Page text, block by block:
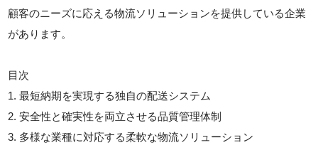
顧客のニーズに応える物流ソリューションを提供している企業
があります。
目次
1. 最短納期を実現する独自の配送システム
2. 安全性と確実性を両立させる品質管理体制
3. 多様な業種に対応する柔軟な物流ソリューション